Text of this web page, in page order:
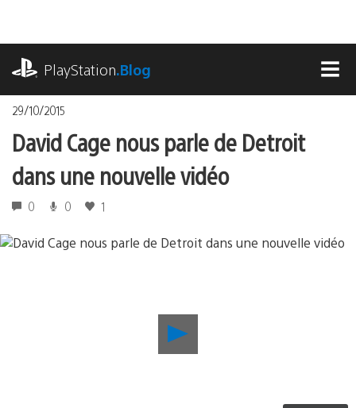
contenu
PlayStation.Blog
29/10/2015
David Cage nous parle de Detroit
dans une nouvelle vidéo
0 0 1
vidéo